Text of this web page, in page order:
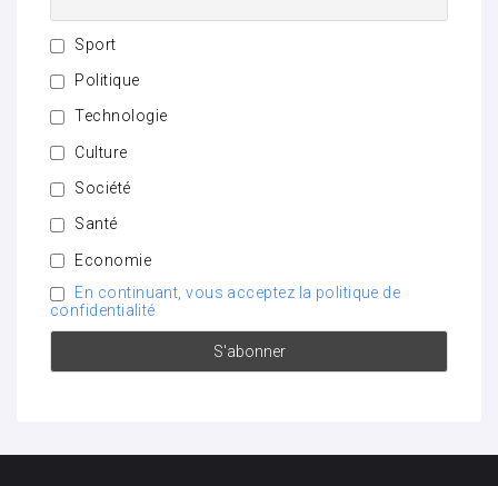
Sport
Politique
Technologie
Culture
Société
Santé
Economie
En continuant, vous acceptez la politique de
confidentialité